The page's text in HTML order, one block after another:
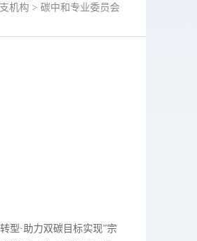
机构 > 碳中和专业委员会
型·助力双碳目标实现”宗